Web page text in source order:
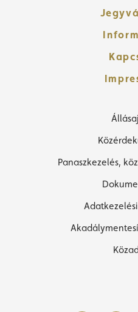
Panaszkezelés,